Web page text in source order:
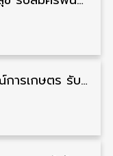
ธนาคารเพื่อการเกษตรและสหกรณ์การเกษตร รับสมัครบุคคลเพื่อเป็นผู้ช่วยพนักงาน วุฒิ ป.ตรี 5 อัตรา รับสมัคร 4 – 14 สิงหาคม